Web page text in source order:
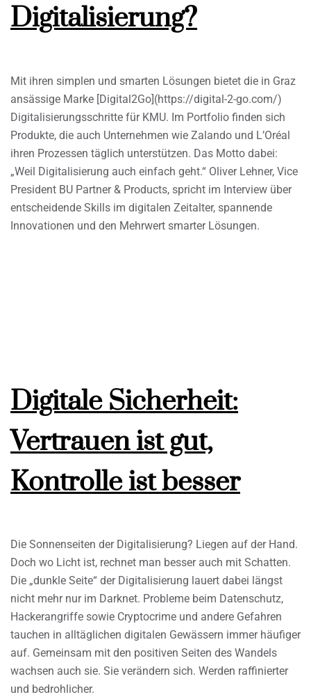
Digitalisierung?
Mit ihren simplen und smarten Lösungen bietet die in Graz
ansässige Marke [Digital2Go](https://digital-2-go.com/)
Digitalisierungsschritte für KMU. Im Portfolio finden sich
Produkte, die auch Unternehmen wie Zalando und L’Oréal
ihren Prozessen täglich unterstützen. Das Motto dabei:
„Weil Digitalisierung auch einfach geht.“ Oliver Lehner, Vice
President BU Partner & Products, spricht im Interview über
entscheidende Skills im digitalen Zeitalter, spannende
Innovationen und den Mehrwert smarter Lösungen.
Digitale Sicherheit:
Vertrauen ist gut,
Kontrolle ist besser
Die Sonnenseiten der Digitalisierung? Liegen auf der Hand.
Doch wo Licht ist, rechnet man besser auch mit Schatten.
Die „dunkle Seite“ der Digitalisierung lauert dabei längst
nicht mehr nur im Darknet. Probleme beim Datenschutz,
Hackerangriffe sowie Cryptocrime und andere Gefahren
tauchen in alltäglichen digitalen Gewässern immer häufiger
auf. Gemeinsam mit den positiven Seiten des Wandels
wachsen auch sie. Sie verändern sich. Werden raffinierter
und bedrohlicher.